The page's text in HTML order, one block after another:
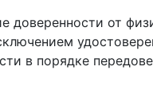
доверенности от
в порядке